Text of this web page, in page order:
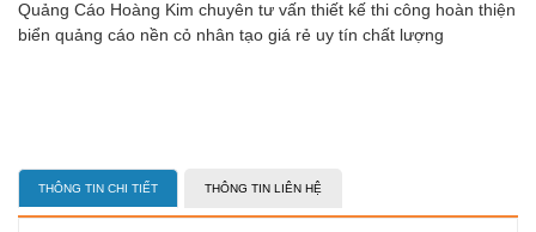
Quảng Cáo Hoàng Kim chuyên tư vấn thiết kế thi công hoàn thiện
biển quảng cáo nền cỏ nhân tạo giá rẻ uy tín chất lượng
THÔNG TIN CHI TIẾT THÔNG TIN LIÊN HỆ